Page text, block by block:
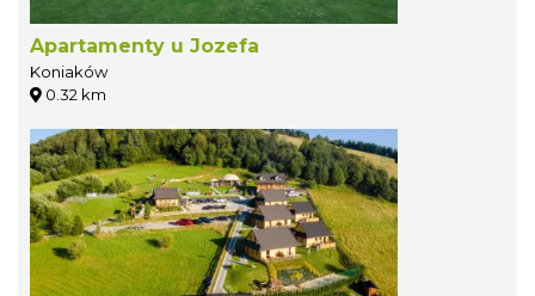
Apartamenty u Jozefa
Koniaków
0.32 km